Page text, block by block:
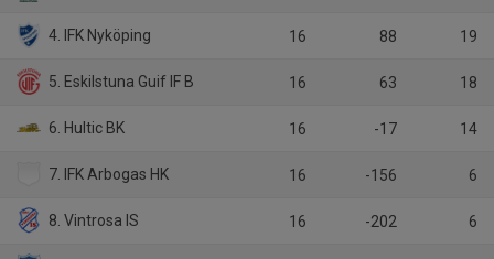
4. IFK Nyköping 16 88 19
5. Eskilstuna Guif IF B 16 63 18
6. Hultic BK 16 -17 14
7. IFK Arbogas HK 16 -156 6
8. Vintrosa IS 16 -202 6